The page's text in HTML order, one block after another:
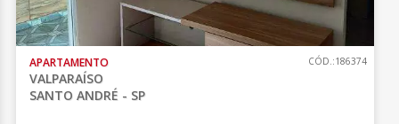
APARTAMENTO
VALPARAÍSO
SANTO ANDRÉ - SP
CÓD.:186374